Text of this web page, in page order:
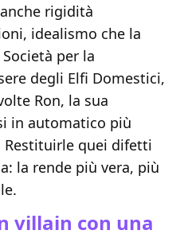
rigidità
idealismo che la
per la
degli Elfi Domestici,
Ron, la sua
in automatico più
quei difetti
la rende più vera, più
villain con una